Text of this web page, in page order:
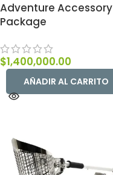
Adventure Accessory
Package
$1,400,000.00
AÑADIR AL CARRITO